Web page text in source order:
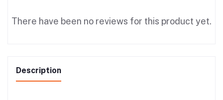
There have been no reviews for this product yet.
Description